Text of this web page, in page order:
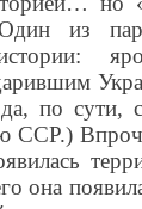
из
по сути,
ССР.)
она